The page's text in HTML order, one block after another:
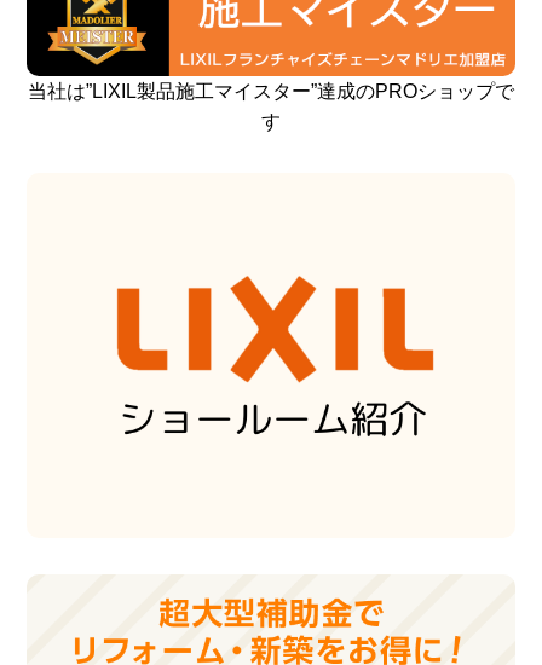
当社は”LIXIL製品施工マイスター”達成のPROショップで
す